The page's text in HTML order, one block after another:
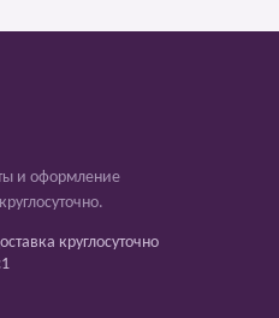
и оформление
круглосуточно